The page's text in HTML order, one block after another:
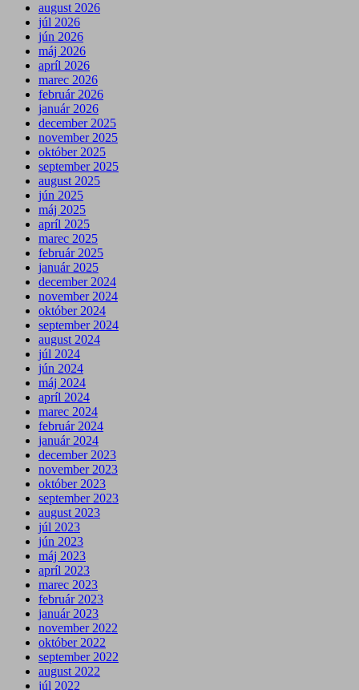
august 2026
júl 2026
jún 2026
máj 2026
apríl 2026
marec 2026
február 2026
január 2026
december 2025
november 2025
október 2025
september 2025
august 2025
jún 2025
máj 2025
apríl 2025
marec 2025
február 2025
január 2025
december 2024
november 2024
október 2024
september 2024
august 2024
júl 2024
jún 2024
máj 2024
apríl 2024
marec 2024
február 2024
január 2024
december 2023
november 2023
október 2023
september 2023
august 2023
júl 2023
jún 2023
máj 2023
apríl 2023
marec 2023
február 2023
január 2023
november 2022
október 2022
september 2022
august 2022
júl 2022